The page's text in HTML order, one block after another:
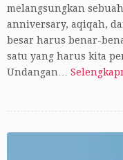
melangsungkan
anniversary, aqiqah,
besar harus benar-
satu yang harus kita
Undangan…